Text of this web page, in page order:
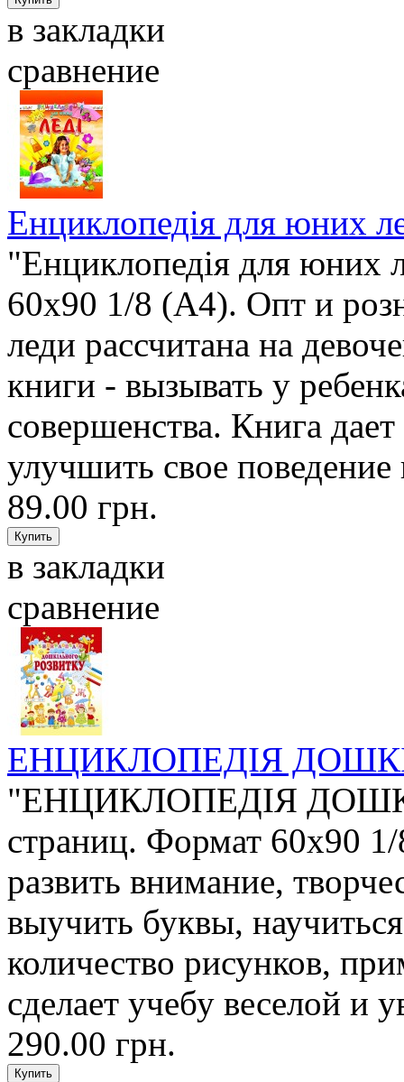
в закладки
сравнение
Енциклопедія для юних
"Енциклопедія для юних
60х90 1/8 (А4). Опт и
леди рассчитана на
книги - вызывать у
совершенства. Книга
улучшить свое
89.00 грн.
в закладки
сравнение
ЕНЦИКЛОПЕДІЯ
"ЕНЦИКЛОПЕДІЯ
страниц. Формат 60х90
развить внимание,
выучить буквы,
количество рисунков,
сделает учебу веселой и
290.00 грн.